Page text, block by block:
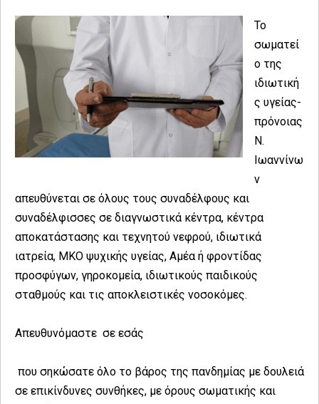
Το
σωματεί
ο της
ιδιωτική
ς υγείας-
πρόνοιας
Ν.
Ιωαννίνω
ν
απευθύνεται σε όλους τους συναδέλφους και
συναδέλφισσες σε διαγνωστικά κέντρα, κέντρα
αποκατάστασης και τεχνητού νεφρού, ιδιωτικά
ιατρεία, ΜΚΟ ψυχικής υγείας, Αμέα ή φροντίδας
προσφύγων, γηροκομεία, ιδιωτικούς παιδικούς
σταθμούς και τις αποκλειστικές νοσοκόμες.
Απευθυνόμαστε σε εσάς
που σηκώσατε όλο το βάρος της πανδημίας με δουλειά
σε επικίνδυνες συνθήκες, με όρους σωματικής και